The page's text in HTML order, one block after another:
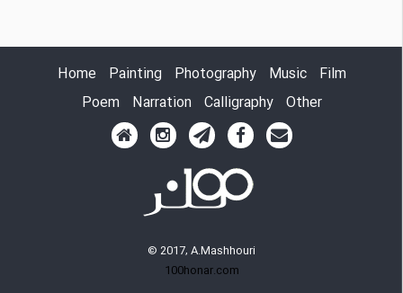
Home Painting Photography Music
Film
Poem
Narration Calligraphy Other
© 2017, A.Mashhouri
100honar.com